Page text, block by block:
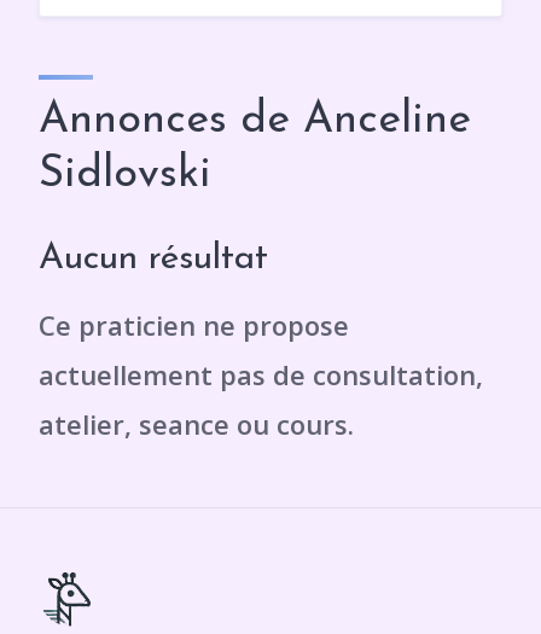
Annonces de Anceline
Sidlovski
Aucun résultat